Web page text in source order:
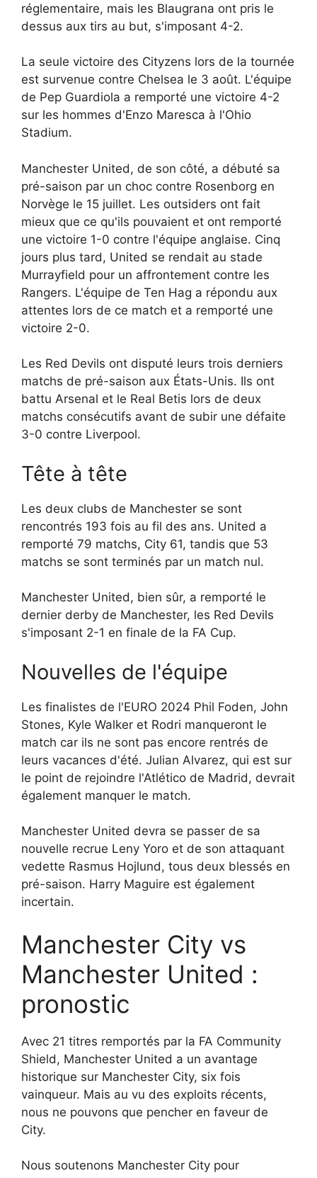
réglementaire, mais les Blaugrana ont pris le
dessus aux tirs au but, s'imposant 4-2.
La seule victoire des Cityzens lors de la tournée
est survenue contre Chelsea le 3 août. L'équipe
de Pep Guardiola a remporté une victoire 4-2
sur les hommes d'Enzo Maresca à l'Ohio
Stadium.
Manchester United, de son côté, a débuté sa
pré-saison par un choc contre Rosenborg en
Norvège le 15 juillet. Les outsiders ont fait
mieux que ce qu'ils pouvaient et ont remporté
une victoire 1-0 contre l'équipe anglaise. Cinq
jours plus tard, United se rendait au stade
Murrayfield pour un affrontement contre les
Rangers. L'équipe de Ten Hag a répondu aux
attentes lors de ce match et a remporté une
victoire 2-0.
Les Red Devils ont disputé leurs trois derniers
matchs de pré-saison aux États-Unis. Ils ont
battu Arsenal et le Real Betis lors de deux
matchs consécutifs avant de subir une défaite
3-0 contre Liverpool.
Tête à tête
Les deux clubs de Manchester se sont
rencontrés 193 fois au fil des ans. United a
remporté 79 matchs, City 61, tandis que 53
matchs se sont terminés par un match nul.
Manchester United, bien sûr, a remporté le
dernier derby de Manchester, les Red Devils
s'imposant 2-1 en finale de la FA Cup.
Nouvelles de l'équipe
Les finalistes de l'EURO 2024 Phil Foden, John
Stones, Kyle Walker et Rodri manqueront le
match car ils ne sont pas encore rentrés de
leurs vacances d'été. Julian Alvarez, qui est sur
le point de rejoindre l'Atlético de Madrid, devrait
également manquer le match.
Manchester United devra se passer de sa
nouvelle recrue Leny Yoro et de son attaquant
vedette Rasmus Hojlund, tous deux blessés en
pré-saison. Harry Maguire est également
incertain.
Manchester City vs
Manchester United :
pronostic
Avec 21 titres remportés par la FA Community
Shield, Manchester United a un avantage
historique sur Manchester City, six fois
vainqueur. Mais au vu des exploits récents,
nous ne pouvons que pencher en faveur de
City.
Nous soutenons Manchester City pour